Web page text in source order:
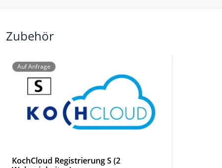
Zubehör
Auf Anfrage
KochCloud Registrierung S (2